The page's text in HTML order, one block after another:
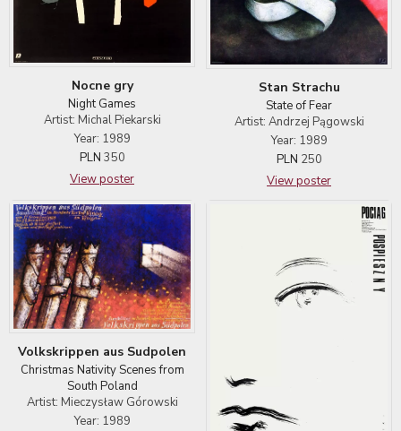
Nocne gry
Night Games
Artist: Michal Piekarski
Year: 1989
PLN 350
View poster
Stan Strachu
State of Fear
Artist: Andrzej Pągowski
Year: 1989
PLN 250
View poster
Volkskrippen aus Sudpolen
Christmas Nativity Scenes from
South Poland
Artist: Mieczysław Górowski
Year: 1989